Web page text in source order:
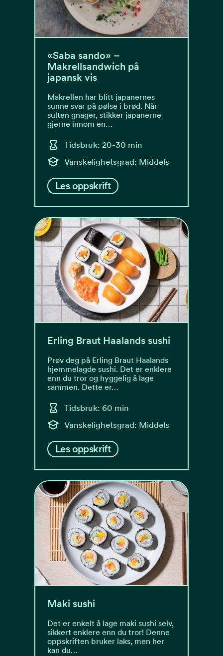
«Saba sando» –
Makrellsandwich på
japansk vis
Makrellen har blitt japanernes
sunne svar på pølse i brød. Når
sulten gnager, stikker japanerne
gjerne innom en…
Tidsbruk: 20-30 min
Vanskelighetsgrad: Middels
Les oppskrift
Erling Braut Haalands sushi
Prøv deg på Erling Braut Haalands
hjemmelagde sushi. Det er enklere
enn du tror og hyggelig å lage
sammen. Dette er…
Tidsbruk: 60 min
Vanskelighetsgrad: Middels
Les oppskrift
Maki sushi
Det er enkelt å lage maki sushi selv,
sikkert enklere enn du tror! Denne
oppskriften bruker laks, men her
kan du…